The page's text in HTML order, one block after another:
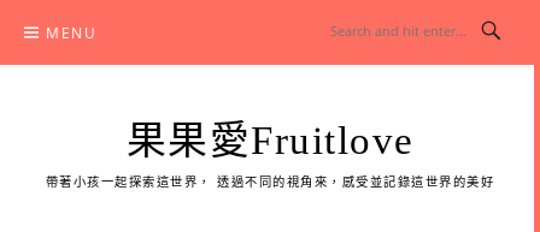
content
MENU
果果愛Fruitlove
帶著小孩一起探索這世界， 透過不同的視角來，感受並記錄這世界的美好